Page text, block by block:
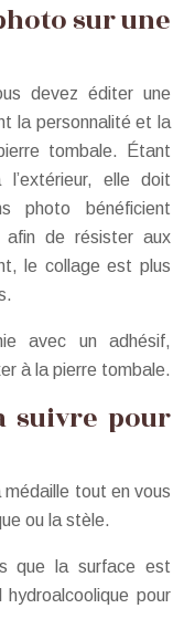
sur une
devez éditer une
la personnalité et la
tombale. Étant
elle doit
photo bénéficient
afin de résister aux
le collage est plus
avec un adhésif,
à la pierre tombale.
suivre pour
médaille tout en vous
ou la stèle.
que la surface est
pour